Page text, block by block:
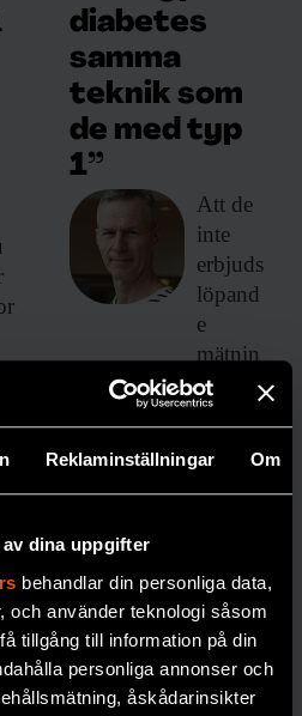
Reklaminställningar Om
dina uppgifter
behandlar din personliga data,
och använder teknologi såsom
tillgång till information på din
personliga annonser och
åskådarinsikter
diabetes
samma
teknik som
de med typ
1”
Att de
inte
erbjuds
löpand
e
mätnin
g av
blodso
blir
dyrare i
skriver
forskar
en
Johan